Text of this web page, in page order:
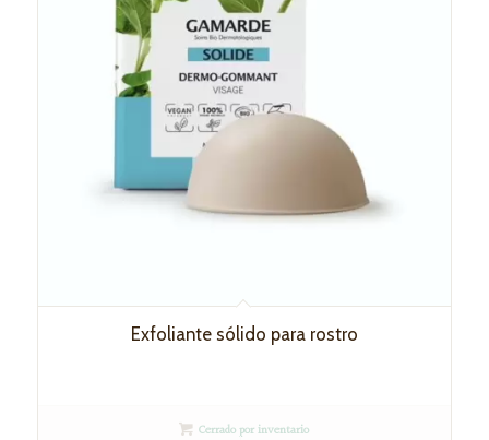
Exfoliante sólido para rostro
Cerrado por inventario